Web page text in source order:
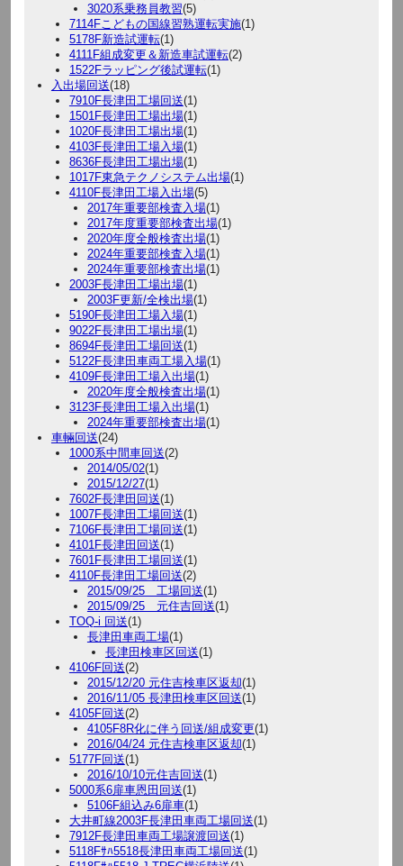
3020系乗務員教習(5)
7114Fこどもの国線習熟運転実施(1)
5178F新造試運転(1)
4111F組成変更＆新造車試運転(2)
1522Fラッピング後試運転(1)
入出場回送(18)
7910F長津田工場回送(1)
1501F長津田工場出場(1)
1020F長津田工場出場(1)
4103F長津田工場入場(1)
8636F長津田工場出場(1)
1017F東急テクノシステム出場(1)
4110F長津田工場入出場(5)
2017年重要部検査入場(1)
2017年度重要部検査出場(1)
2020年度全般検査出場(1)
2024年重要部検査入場(1)
2024年重要部検査出場(1)
2003F長津田工場出場(1)
2003F更新/全検出場(1)
5190F長津田工場入場(1)
9022F長津田工場出場(1)
8694F長津田工場回送(1)
5122F長津田車両工場入場(1)
4109F長津田工場入出場(1)
2020年度全般検査出場(1)
3123F長津田工場入出場(1)
2024年重要部検査出場(1)
車輛回送(24)
1000系中間車回送(2)
2014/05/02(1)
2015/12/27(1)
7602F長津田回送(1)
1007F長津田工場回送(1)
7106F長津田工場回送(1)
4101F長津田回送(1)
7601F長津田工場回送(1)
4110F長津田工場回送(2)
2015/09/25 工場回送(1)
2015/09/25 元住吉回送(1)
TOQ-i 回送(1)
長津田車両工場(1)
長津田検車区回送(1)
4106F回送(2)
2015/12/20 元住吉検車区返却(1)
2016/11/05 長津田検車区回送(1)
4105F回送(2)
4105F8R化に伴う回送/組成変更(1)
2016/04/24 元住吉検車区返却(1)
5177F回送(1)
2016/10/10元住吉回送(1)
5000系6扉車恩田回送(1)
5106F組込み6扉車(1)
大井町線2003F長津田車両工場回送(1)
7912F長津田車両工場譲渡回送(1)
5118Fｻﾊ5518長津田車両工場回送(1)